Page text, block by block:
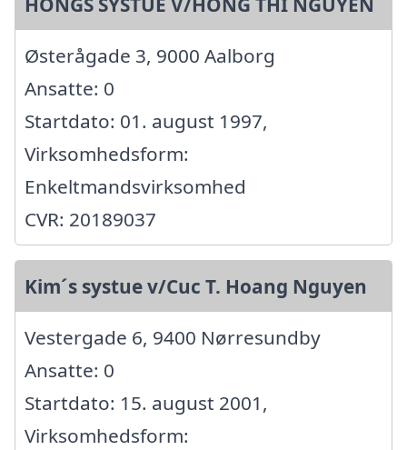
Østerågade 3, 9000 Aalborg
Ansatte: 0
Startdato: 01. august 1997,
Virksomhedsform:
Enkeltmandsvirksomhed
CVR: 20189037
Kim´s systue v/Cuc T. Hoang Nguyen
Vestergade 6, 9400 Nørresundby
Ansatte: 0
Startdato: 15. august 2001,
Virksomhedsform: